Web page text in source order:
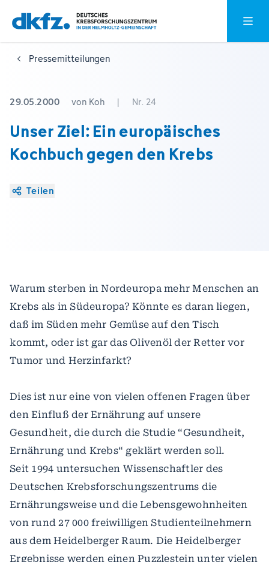
Zum
Hauptinhalt
springen
Zur
Fußzeile
springen
Pressemitteilungen
29.05.2000 von Koh | Nr. 24
Unser Ziel: Ein europäisches
Kochbuch gegen den Krebs
Teilen
Warum sterben in Nordeuropa mehr Menschen an
Krebs als in Südeuropa? Könnte es daran liegen,
daß im Süden mehr Gemüse auf den Tisch
kommt, oder ist gar das Olivenöl der Retter vor
Tumor und Herzinfarkt?
Dies ist nur eine von vielen offenen Fragen über
den Einfluß der Ernährung auf unsere
Gesundheit, die durch die Studie “Gesundheit,
Ernährung und Krebs“ geklärt werden soll.
Seit 1994 untersuchen Wissenschaftler des
Deutschen Krebsforschungszentrums die
Ernährungsweise und die Lebensgewohnheiten
von rund 27 000 freiwilligen Studienteilnehmern
aus dem Heidelberger Raum. Die Heidelberger
Ergebnisse werden einen Puzzlestein unter vielen